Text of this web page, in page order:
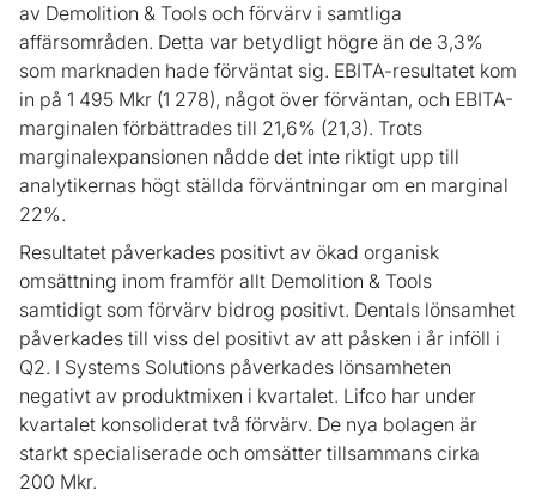
av Demolition & Tools och förvärv i samtliga
affärsområden. Detta var betydligt högre än de 3,3%
som marknaden hade förväntat sig. EBITA-resultatet kom
in på 1 495 Mkr (1 278), något över förväntan, och EBITA-
marginalen förbättrades till 21,6% (21,3). Trots
marginalexpansionen nådde det inte riktigt upp till
analytikernas högt ställda förväntningar om en marginal
22%.
Resultatet påverkades positivt av ökad organisk
omsättning inom framför allt Demolition & Tools
samtidigt som förvärv bidrog positivt. Dentals lönsamhet
påverkades till viss del positivt av att påsken i år inföll i
Q2. I Systems Solutions påverkades lönsamheten
negativt av produktmixen i kvartalet. Lifco har under
kvartalet konsoliderat två förvärv. De nya bolagen är
starkt specialiserade och omsätter tillsammans cirka
200 Mkr.